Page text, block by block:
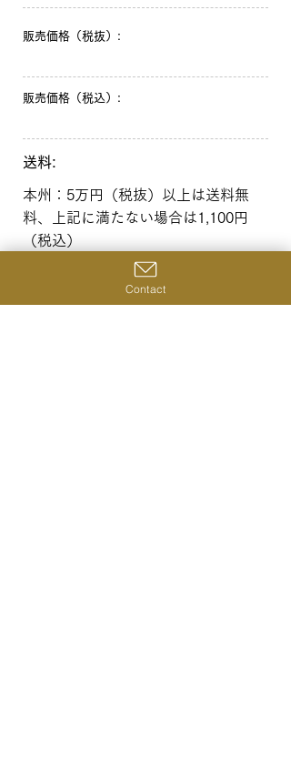
販売価格（税抜）:
販売価格（税込）:
送料:
本州：5万円（税抜）以上は送料無
料、上記に満たない場合は1,100円
（税込）
北海道・沖縄：10万円（税抜）以上
は送料無料、上記に満たない場合は
1,650円（税込）
Contact